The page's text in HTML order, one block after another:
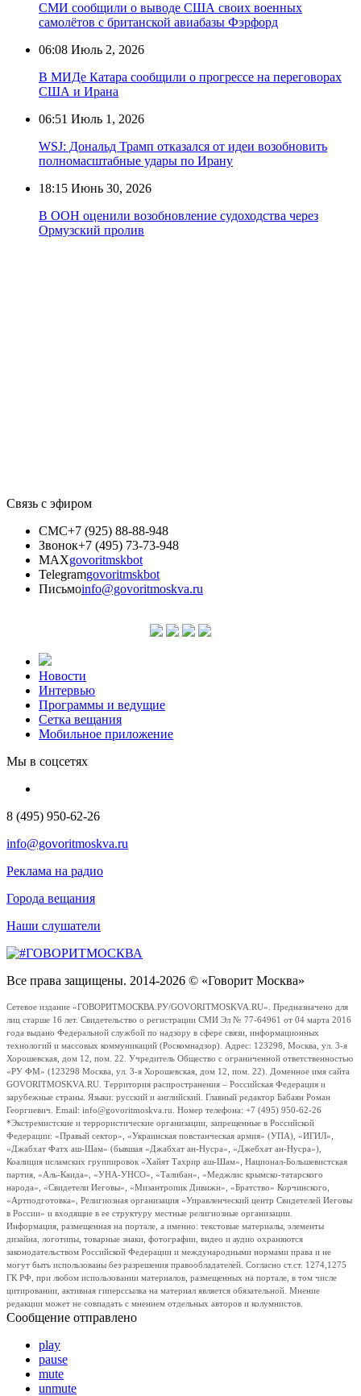
СМИ сообщили о выводе США своих военных
самолётов с британской авиабазы Фэрфорд
06:08 Июль 2, 2026
В МИДе Катара сообщили о прогрессе на переговорах
США и Ирана
06:51 Июль 1, 2026
WSJ: Дональд Трамп отказался от идеи возобновить
полномасштабные удары по Ирану
18:15 Июнь 30, 2026
В ООН оценили возобновление судоходства через
Ормузский пролив
Связь с эфиром
СМС+7 (925) 88-88-948
Звонок+7 (495) 73-73-948
MAXgovoritmskbot
Telegramgovoritmskbot
Письмоinfo@govoritmoskva.ru
Новости
Интервью
Программы и ведущие
Сетка вещания
Мобильное приложение
Мы в соцсетях
8 (495) 950-62-26
info@govoritmoskva.ru
Реклама на радио
Города вещания
Наши слушатели
Все права защищены. 2014-2026 © «Говорит Москва»
Сетевое издание «ГОВОРИТМОСКВА.РУ/GOVORITMOSKVA.RU». Предназначено для
лиц старше 16 лет. Свидетельство о регистрации СМИ Эл № 77-64961 от 04 марта 2016
года выдано Федеральной службой по надзору в сфере связи, информационных
технологий и массовых коммуникаций (Роскомнадзор). Адрес: 123298, Москва, ул. 3-я
Хорошевская, дом 12, пом. 22. Учредитель Общество с ограниченной ответственностью
«РУ ФМ» (123298 Москва, ул. 3-я Хорошевская, дом 12, пом. 22). Доменное имя сайта
GOVORITMOSKVA.RU. Территория распространения – Российская Федерация и
зарубежные страны. Языки: русский и английский. Главный редактор Бабаян Роман
Георгиевич. Email: info@govoritmoskva.ru. Номер телефона: +7 (495) 950-62-26
*Экстремистские и террористические организации, запрещенные в Российской
Федерации: «Правый сектор», «Украинская повстанческая армия» (УПА), «ИГИЛ»,
«Джабхат Фатх аш-Шам» (бывшая «Джабхат ан-Нусра», «Джебхат ан-Нусра»),
Коалиция исламских группировок «Хайят Тахрир аш-Шам», Национал-Большевистская
партия, «Аль-Каида», «УНА-УНСО», «Талибан», «Меджлис крымско-татарского
народа», «Свидетели Иеговы», «Мизантропик Дивижн», «Братство» Корчинского,
«Артподготовка», Религиозная организация «Управленческий центр Свидетелей Иеговы
в России» и входящие в ее структуру местные религиозные организации.
Информация, размещенная на портале, а именно: текстовые материалы, элементы
дизайна, логотипы, товарные знаки, фотографии, видео и аудио охраняются
законодательством Российской Федерации и международными нормами права и не
могут быть использованы без разрешения правообладателей. Согласно ст.ст. 1274,1275
ГК РФ, при любом использовании материалов, размещенных на портале, в том числе
цитировании, активная гиперссылка на материал является обязательной. Мнение
редакции может не совпадать с мнением отдельных авторов и колумнистов.
Сообщение отправлено
play
pause
mute
unmute